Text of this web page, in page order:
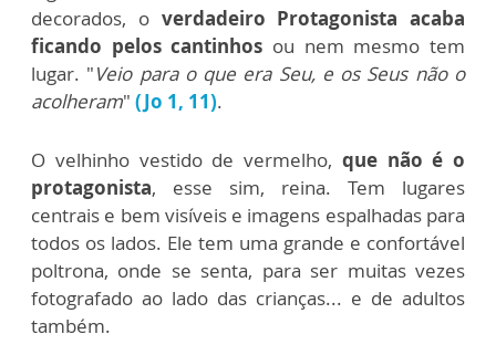
decorados, o verdadeiro Protagonista acaba
ficando pelos cantinhos ou nem mesmo tem
lugar. "Veio para o que era Seu, e os Seus não o
acolheram" (Jo 1, 11).
O velhinho vestido de vermelho, que não é o
protagonista, esse sim, reina. Tem lugares
centrais e bem visíveis e imagens espalhadas para
todos os lados. Ele tem uma grande e confortável
poltrona, onde se senta, para ser muitas vezes
fotografado ao lado das crianças... e de adultos
também.